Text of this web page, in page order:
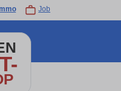
Job